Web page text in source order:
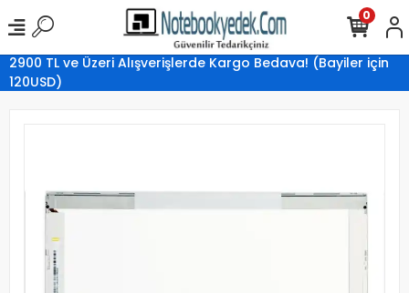
2900 TL ve Üzeri Alışverişlerde Kargo Bedava! (Bayiler için
120USD)
0